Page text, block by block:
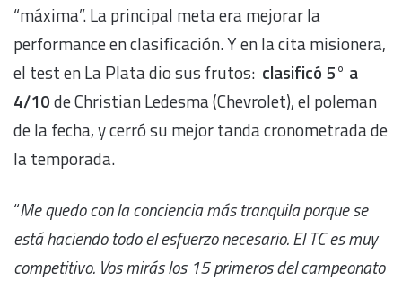
“máxima”. La principal meta era mejorar la
performance en clasificación. Y en la cita misionera,
el test en La Plata dio sus frutos: clasificó 5° a
4/10de Christian Ledesma (Chevrolet), el poleman
de la fecha, y cerró su mejor tanda cronometrada de
la temporada.
“Me quedo con la conciencia más tranquila porque se
está haciendo todo el esfuerzo necesario. El TC es muy
competitivo. Vos mirás los 15 primeros del campeonato